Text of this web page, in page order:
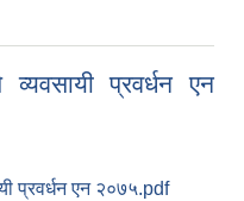
प्रवर्धन एन
प्रवर्धन एन २०७५.pdf